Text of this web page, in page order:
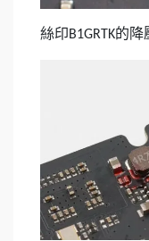
絲印B1GRTK的降